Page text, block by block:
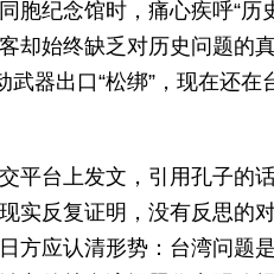
胞纪念馆时，痛心疾呼“
却始终缺乏对历史问题的
武器出口“松绑”，现在还
平台上发文，引用孔子的
实反复证明，没有反思的
方应认清形势：台湾问题